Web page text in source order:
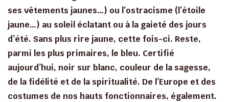
ses vêtements jaunes…) ou l’ostracisme (l’étoile
jaune…) au soleil éclatant ou à la gaieté des jours
d’été. Sans plus rire jaune, cette fois-ci. Reste,
parmi les plus primaires, le bleu. Certifié
aujourd’hui, noir sur blanc, couleur de la sagesse,
de la fidélité et de la spiritualité. De l’Europe et des
costumes de nos hauts fonctionnaires, également.